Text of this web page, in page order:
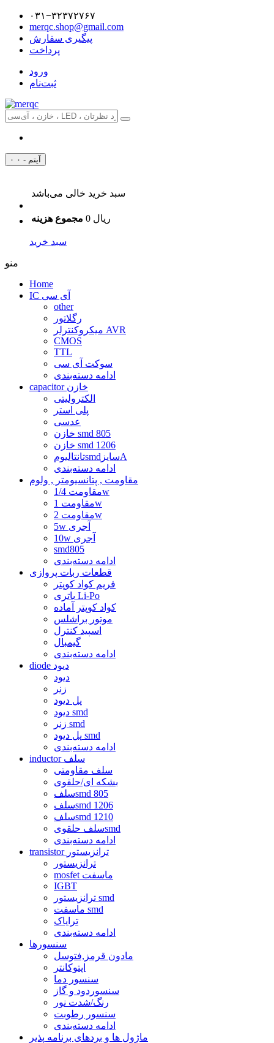
۰۳۱−۳۲۳۷۲۷۶۷
merqc.shop@gmail.com
پیگیری سفارش
پرداخت
ورود
ثبت‌نام
۰ آیتم - ۰
سبد خرید خالی می‌باشد
مجموع هزینه 0 ریال
سبد خرید
منو
Home
IC آی سی
other
رگلاتور
میکروکنترلر AVR
CMOS
TTL
سوکت آی سی
ادامه دسته‌بندی
capacitor خازن
الکترولیتی
پلی استر
عدسی
خازن smd 805
خازن smd 1206
تانتالیومsmdسایزA
ادامه دسته‌بندی
مقاومت , پتانسیومتر , ولوم
مقاومت 1/4w
مقاومت 1w
مقاومت 2w
5w آجری
10w آجری
smd805
ادامه دسته‌بندی
قطعات ربات پروازی
فریم کواد کوپتر
باتری Li-Po
کواد کوپتر آماده
موتور براشلس
اسپید کنترل
گیمبال
ادامه دسته‌بندی
diode دیود
دیود
زنر
پل دیود
دیود smd
زنر smd
پل دیود smd
ادامه دسته‌بندی
inductor سلف
سلف مقاومتی
بشکه ای/حلقوی
سلفsmd 805
سلفsmd 1206
سلفsmd 1210
سلف حلقویsmd
ادامه دسته‌بندی
transistor ترانزیستور
ترانزیستور
mosfet ماسفت
IGBT
ترانزیستور smd
ماسفت smd
ترایاک
ادامه دسته‌بندی
سنسورها
مادون قرمز,فتوسل
اپتوکانتر
سنسور دما
سنسوردود و گاز
رنگ/شدت نور
سنسور رطوبت
ادامه دسته‌بندی
ماژول ها و بردهای برنامه پذیر